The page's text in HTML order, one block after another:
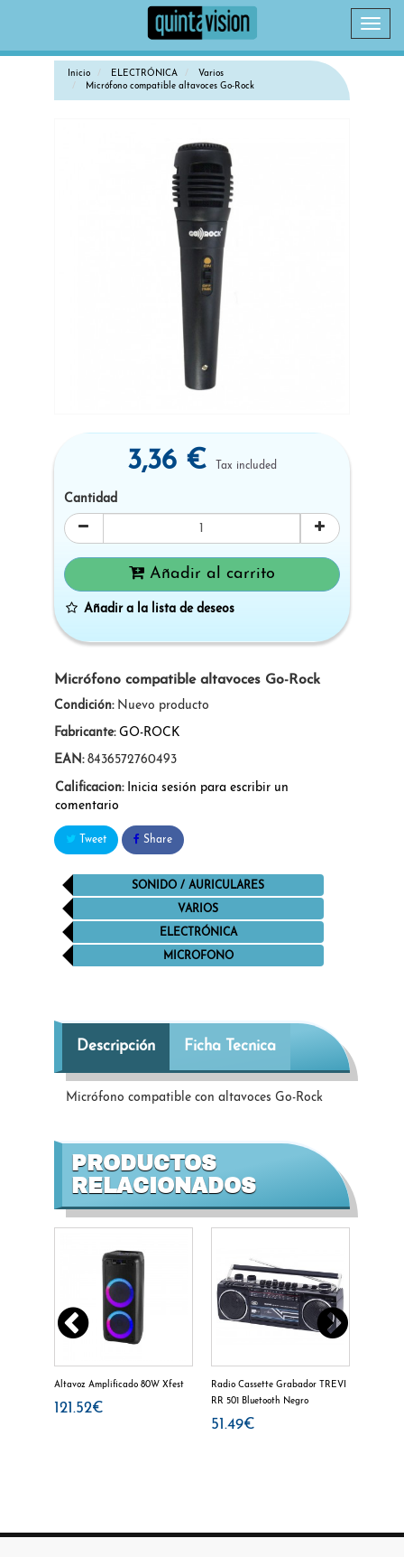
Inicio ELECTRÓNICA
Varios
Micrófono compatible altavoces Go-Rock
Micrófono compatible altavoces Go-Rock
Condición: Nuevo producto
Fabricante: GO-ROCK
EAN: 8436572760493
Calificacion: Inicia sesión para escribir un
comentario
Tweet Share
SONIDO / AURICULARES
VARIOS
ELECTRÓNICA
MICROFONO
3,36 € Tax included
Cantidad
Añadir al carrito
Añadir a la lista de deseos
Descripción Ficha Tecnica
Micrófono compatible con altavoces Go-Rock
PRODUCTOS
RELACIONADOS
Altavoz Amplificado 80W Xfest
121.52€
Radio Cassette Grabador TREVI
RR 501 Bluetooth Negro
51.49€